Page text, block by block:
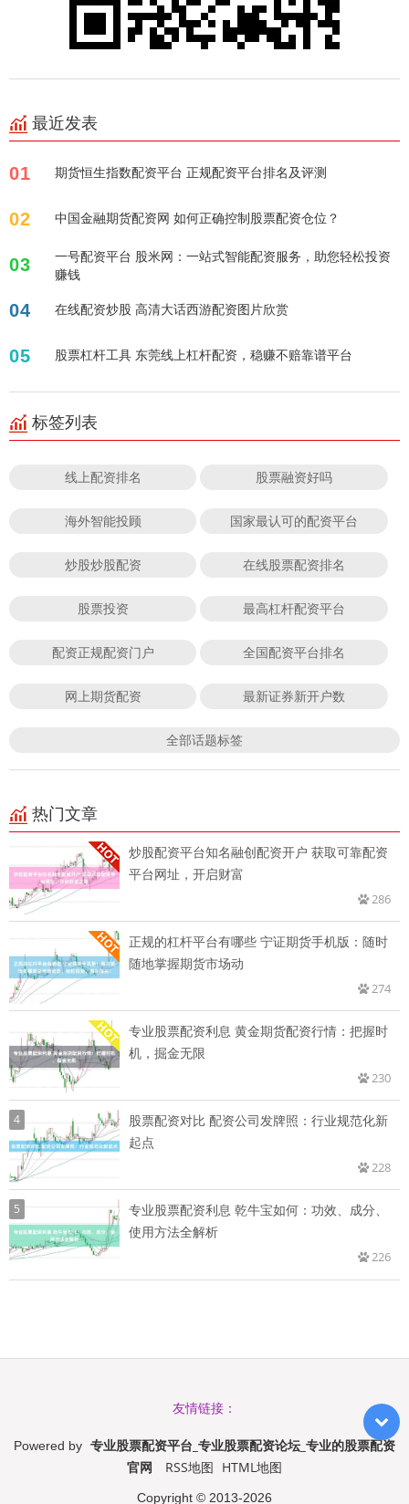
最近发表
01 期货恒生指数配资平台 正规配资平台排名及评测
02 中国金融期货配资网 如何正确控制股票配资仓位？
03
一号配资平台 股米网：一站式智能配资服务，助您轻松投资
赚钱
04 在线配资炒股 高清大话西游配资图片欣赏
05 股票杠杆工具 东莞线上杠杆配资，稳赚不赔靠谱平台
标签列表
线上配资排名 股票融资好吗
海外智能投顾 国家最认可的配资平台
炒股炒股配资 在线股票配资排名
股票投资 最高杠杆配资平台
配资正规配资门户 全国配资平台排名
网上期货配资 最新证券新开户数
全部话题标签
热门文章
炒股配资平台知名融创配资开户 获取可靠配资
平台网址，开启财富
286
正规的杠杆平台有哪些 宁证期货手机版：随时
随地掌握期货市场动
274
专业股票配资利息 黄金期货配资行情：把握时
机，掘金无限
230
4
股票配资对比 配资公司发牌照：行业规范化新
起点
228
5
专业股票配资利息 乾牛宝如何：功效、成分、
使用方法全解析
226
友情链接：
Powered by 专业股票配资平台_专业股票配资论坛_专业的股票配资
官网
RSS地图 HTML地图
Copyright © 2013-2026